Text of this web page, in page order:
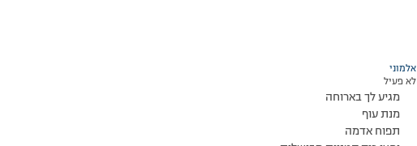
אלמוני
לא פעיל
מגיע לך בארוחה
מנת עוף
תפוח אדמה